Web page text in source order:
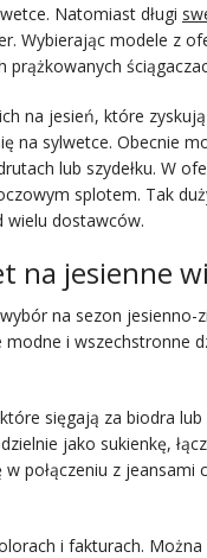
Natomiast długi
Wybierając modele z
na jesień, które
na sylwetce. Obecnie
lub szydełku. W
splotem. Tak
dostawców.
na jesienne
na sezon
i wszechstronne
sięgają za biodra
jako sukienkę,
połączeniu z jeansami
i fakturach.